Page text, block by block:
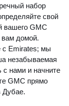
набор
свой
вашего GMC
вам домой.
с Emirates; мы
незабываемая
с нами и начните
GMC прямо
Дубае.